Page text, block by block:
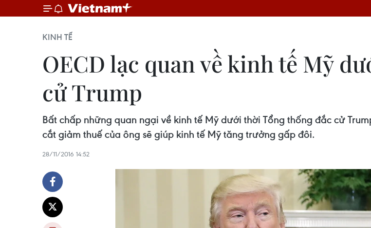
KINH TẾ
OECD lạc quan về kinh tế Mỹ
cử Trump
Bất chấp những quan ngại về kinh tế Mỹ dưới thời Tổng thống đắc cử
cắt giảm thuế của ông sẽ giúp kinh tế Mỹ tăng trưởng gấp đôi.
28/11/2016 14:52